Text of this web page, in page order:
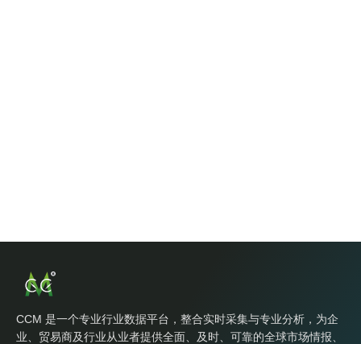
CCM 是一个专业行业数据平台，整合实时采集与专业分析，为企
业、贸易商及行业从业者提供全面、及时、可靠的全球市场情报、